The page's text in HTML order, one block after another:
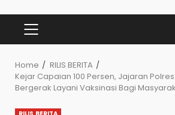
PRIMARY
MENU
Home
RILIS BERITA
Kejar Capaian 100 Persen, Jajaran
Bergerak Layani Vaksinasi Bagi